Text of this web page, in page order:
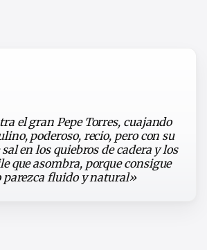
el gran Pepe Torres, cuajando
poderoso, recio, pero con su
en los quiebros de cadera y los
que asombra, porque consigue
parezca fluido y natural»